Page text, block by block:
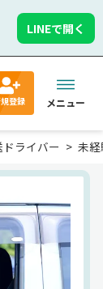
LINEで開く
登録 メニュー
ライバー 未